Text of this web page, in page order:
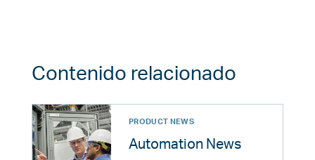
Contenido relacionado
PRODUCT NEWS
Automation News